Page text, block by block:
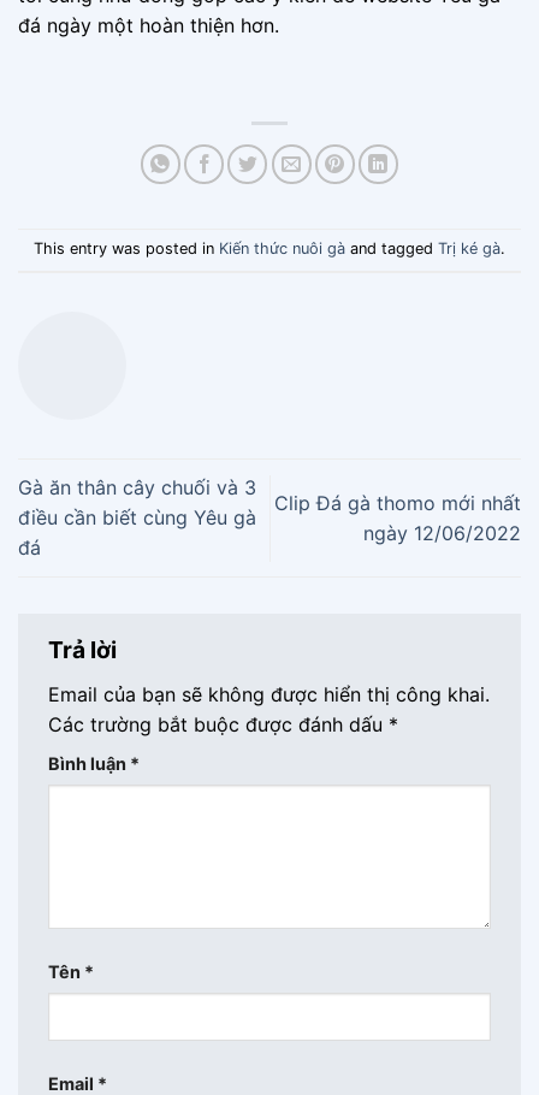
đá ngày một hoàn thiện hơn.
This entry was posted in Kiến thức nuôi gà and tagged Trị ké gà.
Gà ăn thân cây chuối và 3
điều cần biết cùng Yêu gà
đá
Clip Đá gà thomo mới nhất
ngày 12/06/2022
Trả lời
Email của bạn sẽ không được hiển thị công khai.
Các trường bắt buộc được đánh dấu *
Bình luận *
Tên *
Email *